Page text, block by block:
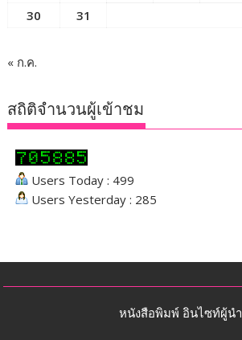
30
31
« ก.ค.
สถิติจำนวนผู้เข้าชม
Users Today : 499
Users Yesterday : 285
หนังสือพิมพ์ อินไซท์ผู้นำ